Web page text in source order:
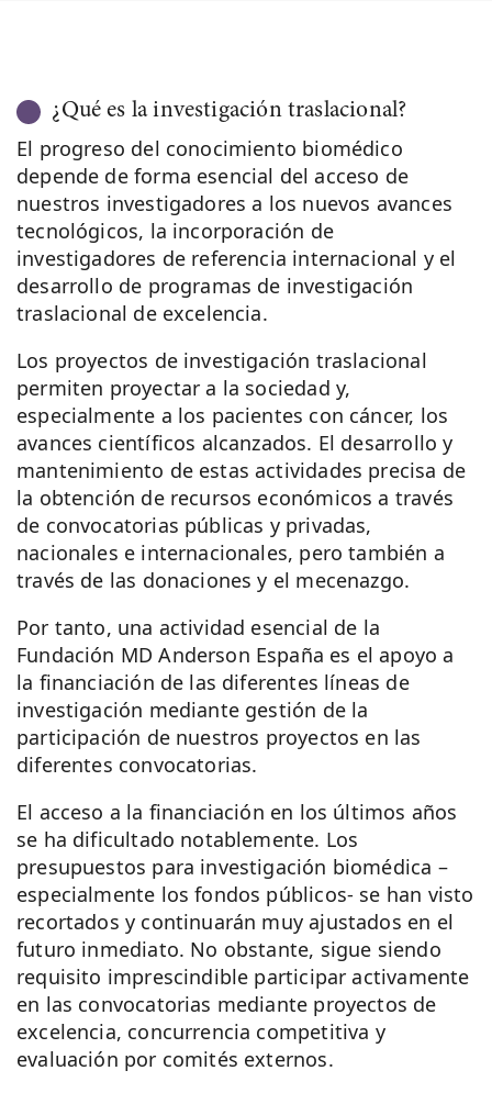
¿Qué es la investigación traslacional?
El progreso del conocimiento biomédico
depende de forma esencial del acceso de
nuestros investigadores a los nuevos avances
tecnológicos, la incorporación de
investigadores de referencia internacional y el
desarrollo de programas de investigación
traslacional de excelencia.
Los proyectos de investigación traslacional
permiten proyectar a la sociedad y,
especialmente a los pacientes con cáncer, los
avances científicos alcanzados. El desarrollo y
mantenimiento de estas actividades precisa de
la obtención de recursos económicos a través
de convocatorias públicas y privadas,
nacionales e internacionales, pero también a
través de las donaciones y el mecenazgo.
Por tanto, una actividad esencial de la
Fundación MD Anderson España es el apoyo a
la financiación de las diferentes líneas de
investigación mediante gestión de la
participación de nuestros proyectos en las
diferentes convocatorias.
El acceso a la financiación en los últimos años
se ha dificultado notablemente. Los
presupuestos para investigación biomédica –
especialmente los fondos públicos- se han visto
recortados y continuarán muy ajustados en el
futuro inmediato. No obstante, sigue siendo
requisito imprescindible participar activamente
en las convocatorias mediante proyectos de
excelencia, concurrencia competitiva y
evaluación por comités externos.